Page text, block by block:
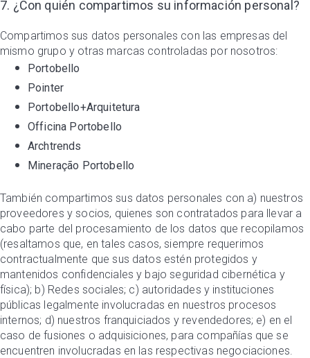
7. ¿Con quién compartimos su información personal?
Compartimos sus datos personales con las empresas del
mismo grupo y otras marcas controladas por nosotros:
Portobello
Pointer
Portobello+Arquitetura
Officina Portobello
Archtrends
Mineração Portobello
También compartimos sus datos personales con a) nuestros
proveedores y socios, quienes son contratados para llevar a
cabo parte del procesamiento de los datos que recopilamos
(resaltamos que, en tales casos, siempre requerimos
contractualmente que sus datos estén protegidos y
mantenidos confidenciales y bajo seguridad cibernética y
física); b) Redes sociales; c) autoridades y instituciones
públicas legalmente involucradas en nuestros procesos
internos; d) nuestros franquiciados y revendedores; e) en el
caso de fusiones o adquisiciones, para compañías que se
encuentren involucradas en las respectivas negociaciones.